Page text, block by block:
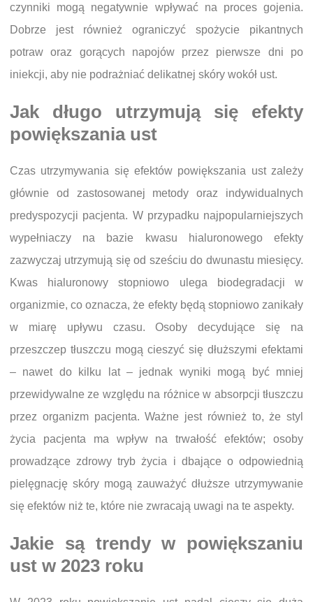
czynniki mogą negatywnie wpływać na proces gojenia.
Dobrze jest również ograniczyć spożycie pikantnych
potraw oraz gorących napojów przez pierwsze dni po
iniekcji, aby nie podrażniać delikatnej skóry wokół ust.
Jak długo utrzymują się efekty
powiększania ust
Czas utrzymywania się efektów powiększania ust zależy
głównie od zastosowanej metody oraz indywidualnych
predyspozycji pacjenta. W przypadku najpopularniejszych
wypełniaczy na bazie kwasu hialuronowego efekty
zazwyczaj utrzymują się od sześciu do dwunastu miesięcy.
Kwas hialuronowy stopniowo ulega biodegradacji w
organizmie, co oznacza, że efekty będą stopniowo zanikały
w miarę upływu czasu. Osoby decydujące się na
przeszczep tłuszczu mogą cieszyć się dłuższymi efektami
– nawet do kilku lat – jednak wyniki mogą być mniej
przewidywalne ze względu na różnice w absorpcji tłuszczu
przez organizm pacjenta. Ważne jest również to, że styl
życia pacjenta ma wpływ na trwałość efektów; osoby
prowadzące zdrowy tryb życia i dbające o odpowiednią
pielęgnację skóry mogą zauważyć dłuższe utrzymywanie
się efektów niż te, które nie zwracają uwagi na te aspekty.
Jakie są trendy w powiększaniu
ust w 2023 roku